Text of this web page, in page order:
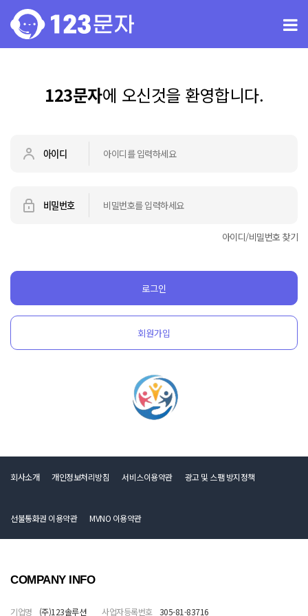
123문자에 오신것을 환영합니다.
아이디
비밀번호
아이디/비밀번호 찾기
로그인
회원가입
회사소개 개인정보처리방침 서비스이용약관 광고 및 스팸 방지정책
선불통화권 이용약관 MVNO 이용약관
COMPANY INFO
기업명 (주)123솔루션 사업자등록번호 305-81-83716